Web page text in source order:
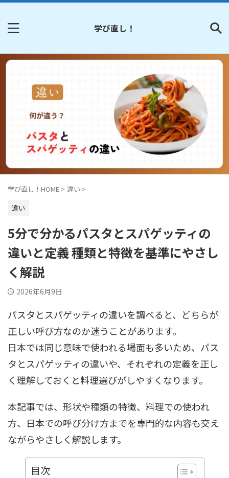
学び直し！
学び直し！HOME > 違い >
違い
5分で分かるパスタとスパゲッティの
違いと定義 種類と特徴を基準にやさし
く解説
2026年6月9日
パスタとスパゲッティの違いを調べると、どちらが
正しい呼び方なのか迷うことがあります。
日本では同じ意味で使われる場面も多いため、パス
タとスパゲッティの違いや、それぞれの定義を正し
く理解しておくと料理選びがしやすくなります。
本記事では、形状や種類の特徴、料理での使われ
方、日本での呼び分け方までを専門的な内容も交え
ながらやさしく解説します。
目次